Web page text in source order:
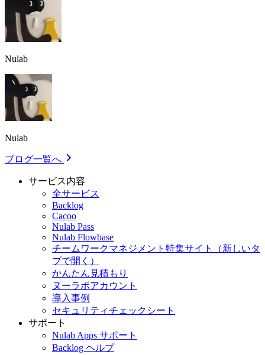
Nulab
Nulab
ブログ一覧へ
サービス内容
全サービス
Backlog
Cacoo
Nulab Pass
Nulab Flowbase
チームワークマネジメント特集サイト
（新しいタ
ブで開く）
かんたん見積もり
ヌーラボアカウント
導入事例
セキュリティチェックシート
サポート
Nulab Apps サポート
Backlog ヘルプ